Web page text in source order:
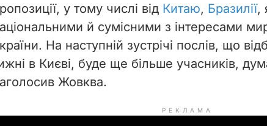
у тому числі від Китаю, Бразилії,
й сумісними з інтересами
На наступній зустрічі послів, що
в Києві, буде ще більше учасників,
Жовква.
РЕКЛАМА